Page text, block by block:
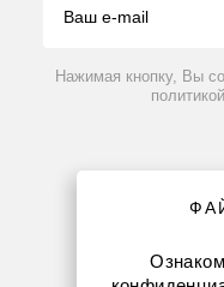
Контакты
Нажимая кнопку, Вы